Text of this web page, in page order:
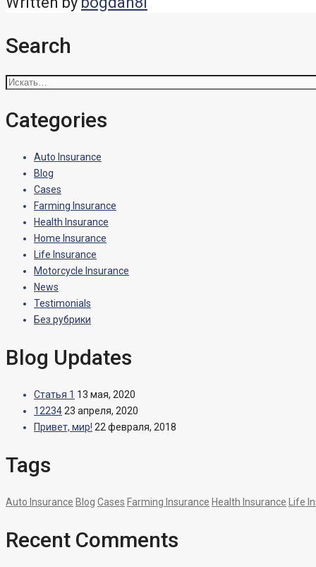
Search
Искать:
Categories
Auto Insurance
Blog
Cases
Farming Insurance
Health Insurance
Home Insurance
Life Insurance
Motorcycle Insurance
News
Testimonials
Без рубрики
Blog Updates
Статья 1 13 мая, 2020
1223423 апреля, 2020
Привет, мир! 22 февраля, 2018
Tags
Auto Insurance Blog Cases Farming Insurance Health Insurance Life
Recent Comments